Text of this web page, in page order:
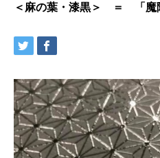
＜麻の葉・漆黒＞ ＝ 「魔